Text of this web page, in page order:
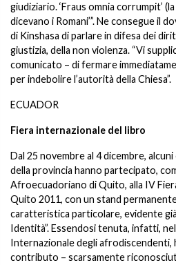
giudiziario. ‘Fraus omnia corrumpit’
dicevano i Romani’”. Ne consegue il
di Kinshasa di parlare in difesa dei
giustizia, della non violenza. “Vi
comunicato – di fermare
per indebolire l’autorità della Chiesa”.
ECUADOR
Fiera internazionale del libro
Dal 25 novembre al 4 dicembre,
della provincia hanno partecipato,
Afroecuadoriano di Quito, alla IV
Quito 2011, con un stand
caratteristica particolare, evidente
Identità”. Essendosi tenuta, infatti,
Internazionale degli
contributo – scarsamente